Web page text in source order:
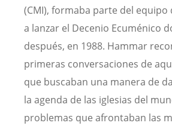
(CMI), formaba parte del
a lanzar el Decenio Ecuménico
después, en 1988. Hammar
primeras conversaciones de
que buscaban una manera de
la agenda de las iglesias del
problemas que afrontaban las